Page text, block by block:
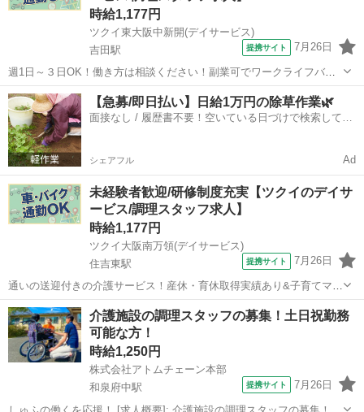
時給1,177円
ツクイ東大阪中新開(デイサービス)
吉田駅
提携サイト 7月26日
週1日～３日OK！働き方は相談ください！副業可でワークライフバラ
ンス◎あなたに合った働き方が探せます！ ★☆ 働きやすいメリット多
数 ★☆ ＼＼サービス・職種の魅力／／ 完全調理済み食品を使用のた
め、調理未経験、調理に自...
大阪 東大阪市 吉田駅 その他
【急募/即日払い】日給1万円の除草作業🌿
面接なし / 履歴書不要！空いている日づけで検索して即
シェアフル Ad
未経験者歓迎/研修制度充実【ツクイのデイサ
ービス/調理スタッフ求人】
時給1,177円
ツクイ大阪南万領(デイサービス)
住吉東駅
提携サイト 7月26日
通いの送迎付きの介護サービス！産休・育休取得実績あり&子育てママ
在籍中！ライフイベントにも柔軟に対応しています。 ★☆ 働きやすい
メリット多数 ★☆ ＼＼サービス・職種の魅力／／ 完全調理済み食品
を使用のため、調理未経験...
大阪 大阪市 住吉東駅 その他
介護施設の調理スタッフの募集！土日祝勤務
可能な方！
時給1,250円
株式会社アトムチェーン本部
和泉府中駅
提携サイト 7月26日